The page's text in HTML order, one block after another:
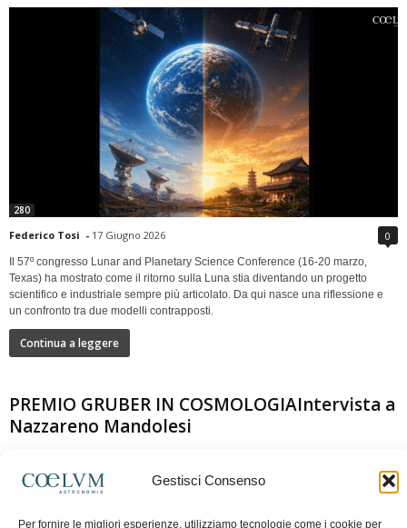
Gestisci Consenso
Per fornire le migliori esperienze, utilizziamo tecnologie come i cookie per
280
Federico Tosi - 17 Giugno 2026 0
Il 57º congresso Lunar and Planetary Science Conference (16-20 marzo,
Texas) ha mostrato come il ritorno sulla Luna stia diventando un progetto
scientifico e industriale sempre più articolato. Da qui nasce una riflessione e
un confronto tra due modelli contrapposti.
Continua a leggere
PREMIO GRUBER IN COSMOLOGIAIntervista a
Nazzareno Mandolesi